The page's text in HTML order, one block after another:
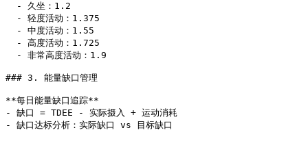
  - 久坐：1.2
  - 轻度活动：1.375
  - 中度活动：1.55
  - 高度活动：1.725
  - 非常高度活动：1.9
### 3. 能量缺口管理
**每日能量缺口追踪**
- 缺口 = TDEE - 实际摄入 + 运动消耗
- 缺口达标分析：实际缺口 vs 目标缺口